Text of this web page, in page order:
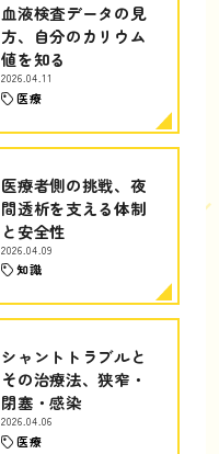
血液検査データの見
方、自分のカリウム
値を知る
2026.04.11
医療
医療者側の挑戦、夜
間透析を支える体制
と安全性
2026.04.09
知識
シャントトラブルと
その治療法、狭窄・
閉塞・感染
2026.04.06
医療